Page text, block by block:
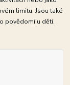
limitu. Jsou také
povědomí u dětí.